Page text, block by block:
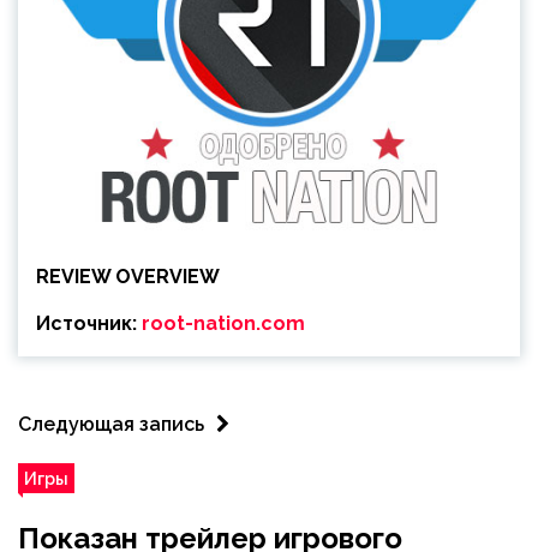
REVIEW OVERVIEW
Источник: root-nation.com
Следующая запись
Игры
Показан трейлер игрового